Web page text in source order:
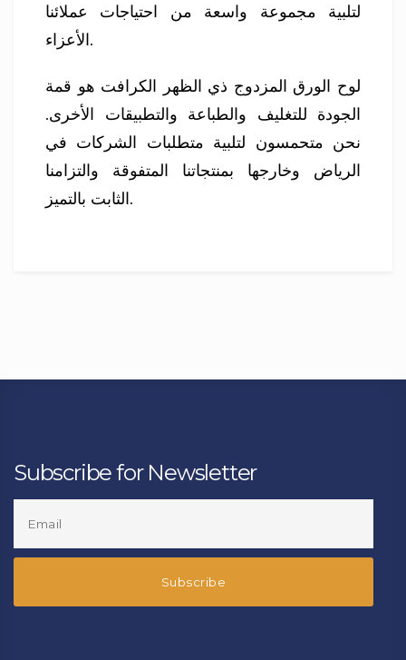
لتلبية مجموعة واسعة من احتياجات عملائنا
الأعزاء.
لوح الورق المزدوج ذي الظهر الكرافت هو قمة
الجودة للتغليف والطباعة والتطبيقات الأخرى.
نحن متحمسون لتلبية متطلبات الشركات في
الرياض وخارجها بمنتجاتنا المتفوقة والتزامنا
الثابت بالتميز.
Subscribe for Newsletter